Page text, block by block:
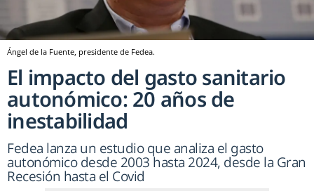
Ángel de la Fuente, presidente de Fedea.
El impacto del gasto sanitario
autonómico: 20 años de
inestabilidad
Fedea lanza un estudio que analiza el gasto
autonómico desde 2003 hasta 2024, desde la Gran
Recesión hasta el Covid